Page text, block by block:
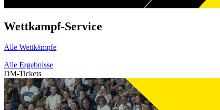
Wettkampf-Service
Alle Wettkämpfe
Alle Ergebnisse
DM-Tickets